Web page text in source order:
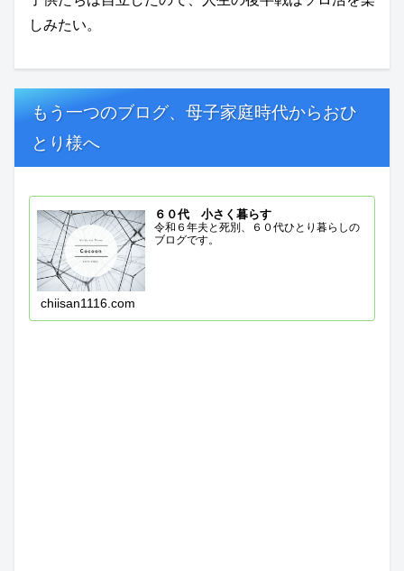
しみたい。
もう一つのブログ、母子家庭時代からおひ
とり様へ
６０代 小さく暮らす
令和６年夫と死別、６０代ひとり暮らしの
ブログです。
chiisan1116.com